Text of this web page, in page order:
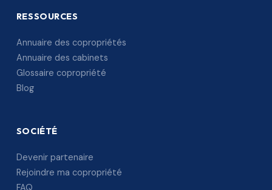
RESSOURCES
Annuaire des copropriétés
Annuaire des cabinets
Glossaire copropriété
Blog
SOCIÉTÉ
Devenir partenaire
Rejoindre ma copropriété
FAQ